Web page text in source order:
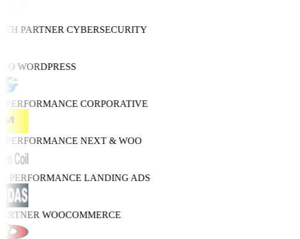
PARTNERCYBERSECURITY
WORDPRESS
CORPORATIVE
NEXT & WOO
PERFORMANCELANDING ADS
WOOCOMMERCE